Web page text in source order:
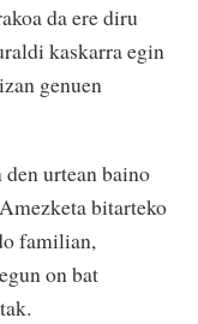
da ere diru
kaskarra egin
genuen
urtean baino
bitarteko
familian,
on bat